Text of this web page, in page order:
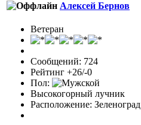
Алексей Бернов
Ветеран
Сообщений: 724
Рейтинг +26/-0
Пол:
Высокогорный лучник
Расположение: Зеленоград